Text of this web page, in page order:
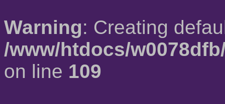
Warning: Creating
/www/htdocs/
on line 109